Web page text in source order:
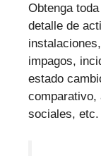
Obtenga
detalle de
impagos,
estado
comparativo,
sociales, etc.